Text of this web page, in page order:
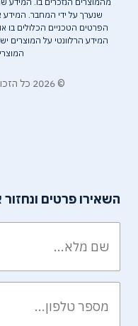
שנערך על ידי המחבר. המידע
הפרטים הטכניים הכלולים בו
המידע הרלוונטי על המוצרים
© 2026 כל הזכויות שמורות לאלקטרי צ׳ארג׳
השאירו פרטים